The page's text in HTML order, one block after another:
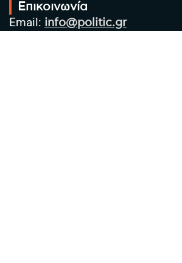
Επικοινωνία
Email: info@politic.gr